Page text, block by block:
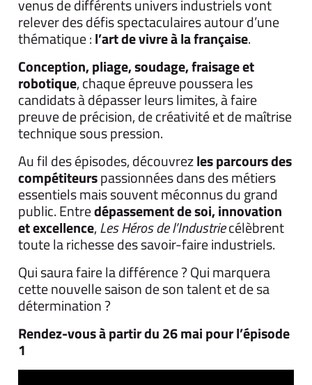
venus de différents univers industriels vont
relever des défis spectaculaires autour d’une
thématique :l’art de vivre à la française.
Conception, pliage, soudage, fraisage et
robotique, chaque épreuve poussera les
candidats à dépasser leurs limites, à faire
preuve de précision, de créativité et de maîtrise
technique sous pression.
Au fil des épisodes, découvrezles parcours des
compétiteurspassionnées dans des métiers
essentiels mais souvent méconnus du grand
public. Entredépassement de soi, innovation
et excellence,Les Héros de l’Industriecélèbrent
toute la richesse des savoir-faire industriels.
Qui saura faire la différence ? Qui marquera
cette nouvelle saison de son talent et de sa
détermination ?
Rendez-vous à partir du 26 mai pour l’épisode
1